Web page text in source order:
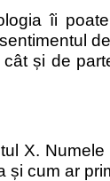
îi
și de
X.
cum ar